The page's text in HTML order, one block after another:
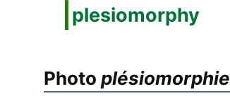
plesiomorphy
Photo plésiomorphie